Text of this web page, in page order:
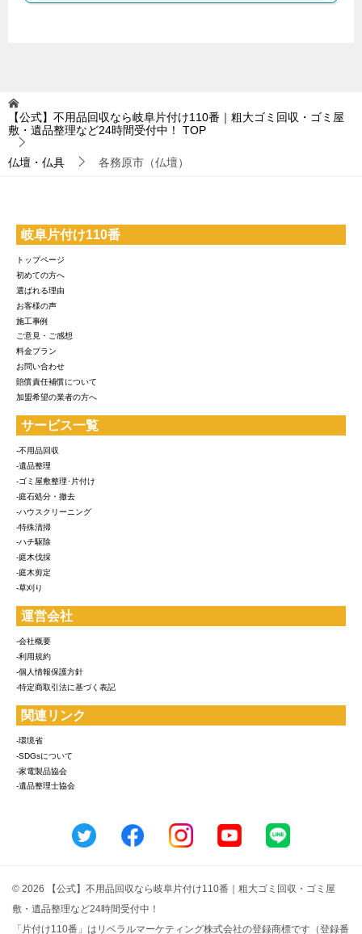
【公式】不用品回収なら岐阜片付け110番｜粗大ゴミ回収・ゴミ屋
敷・遺品整理など24時間受付中！
TOP
仏壇・仏具 各務原市（仏壇）
岐阜片付け110番
トップページ
初めての方へ
選ばれる理由
お客様の声
施工事例
ご意見・ご感想
料金プラン
お問い合わせ
賠償責任補償について
加盟希望の業者の方へ
サービス一覧
-不用品回収
-遺品整理
-ゴミ屋敷整理･片付け
-庭石処分・撤去
-ハウスクリーニング
-特殊清掃
-ハチ駆除
-庭木伐採
-庭木剪定
-草刈り
運営会社
-会社概要
-利用規約
-個人情報保護方針
-特定商取引法に基づく表記
関連リンク
-環境省
-SDGsについて
-家電製品協会
-遺品整理士協会
© 2026 【公式】不用品回収なら岐阜片付け110番｜粗大ゴミ回収・ゴミ屋
敷・遺品整理など24時間受付中！
「片付け110番」はリベラルマーケティング株式会社の登録商標です（登録番